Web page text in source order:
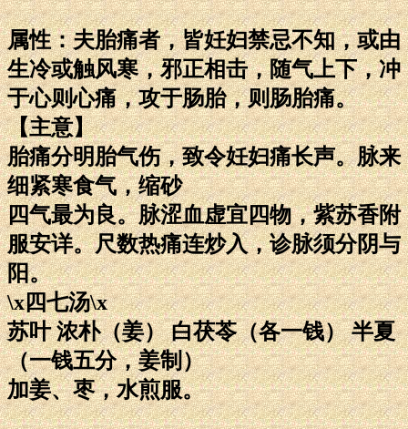
属性：夫胎痛者，皆妊妇禁忌不知，或由
生冷或触风寒，邪正相击，随气上下，冲
于心则心痛，攻于肠胎，则肠胎痛。
【主意】
胎痛分明胎气伤，致令妊妇痛长声。脉来
细紧寒食气，缩砂
四气最为良。脉涩血虚宜四物，紫苏香附
服安详。尺数热痛连炒入，诊脉须分阴与
阳。
\x四七汤\x
苏叶 浓朴（姜） 白茯苓（各一钱） 半夏
（一钱五分，姜制）
加姜、枣，水煎服。